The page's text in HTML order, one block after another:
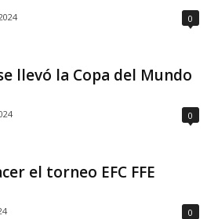
0
llevó la Copa del Mundo
0
el torneo EFC FFE
0